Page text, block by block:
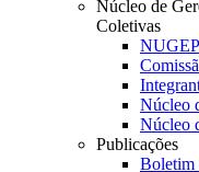
Núcleo de
Coletivas
Núcleo
Núcleo
Publicações
Boletim